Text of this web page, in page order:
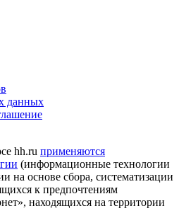
данных
hh.ru применяются
(информационные технологии
на основе сбора, систематизации
к предпочтениям
находящихся на территории